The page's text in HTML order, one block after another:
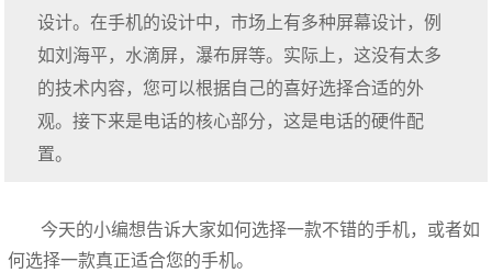
设计。在手机的设计中，市场上有多种屏幕设计，例
如刘海平，水滴屏，瀑布屏等。实际上，这没有太多
的技术内容，您可以根据自己的喜好选择合适的外
观。接下来是电话的核心部分，这是电话的硬件配
置。
今天的小编想告诉大家如何选择一款不错的手机，或者如
何选择一款真正适合您的手机。